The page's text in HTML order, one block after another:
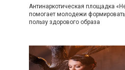
Антинаркотическая площадка
помогает молодежи
пользу здорового образа